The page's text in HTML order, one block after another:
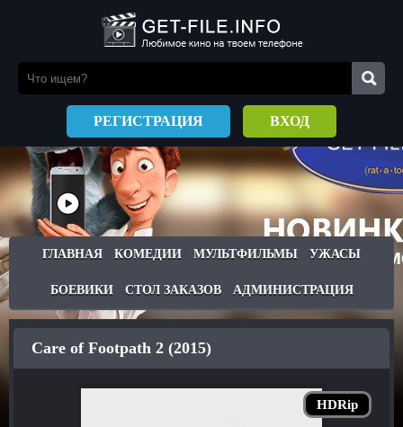
РЕГИСТРАЦИЯ ВХОД
ГЛАВНАЯ КОМЕДИИ МУЛЬТФИЛЬМЫ УЖАСЫ
БОЕВИКИ СТОЛ ЗАКАЗОВ АДМИНИСТРАЦИЯ
HDRip
Care of Footpath 2 (2015)